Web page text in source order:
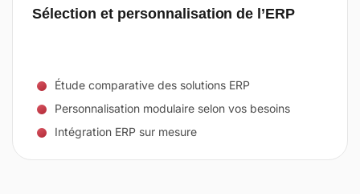
Sélection et personnalisation de l’ERP
Étude comparative des solutions ERP
Personnalisation modulaire selon vos besoins
Intégration ERP sur mesure